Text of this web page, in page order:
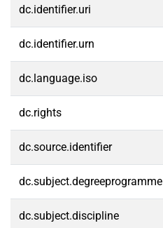
dc.identifier.uri
dc.identifier.urn
dc.language.iso
dc.rights
dc.source.identifier
dc.subject.degreeprogramme
dc.subject.discipline